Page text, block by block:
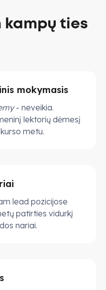
kampų ties
mokymasis
- neveikia.
lektorių dėmesį
metu.
lead pozicijose
patirties vidurkį
nariai.